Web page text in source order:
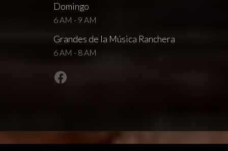
Domingo
6 AM - 9 AM
Grandes de la Música Ranchera
6 AM - 8 AM